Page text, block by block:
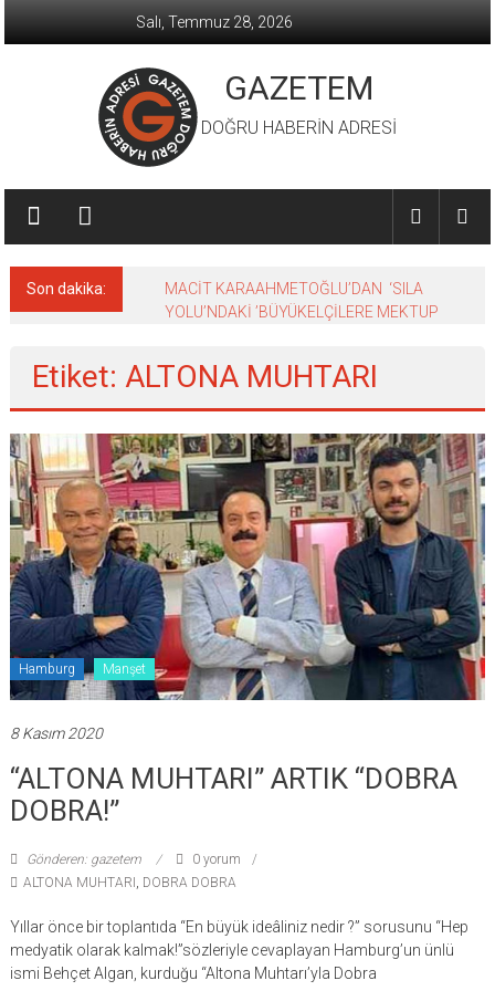
Salı, Temmuz 28, 2026
GAZETEM
DOĞRU HABERİN ADRESİ
Son dakika:
MACİT KARAAHMETOĞLU’DAN ‘SILA
YOLU’NDAKİ ’BÜYÜKELÇİLERE MEKTUP
Etiket: ALTONA MUHTARI
Hamburg Manşet
8 Kasım 2020
“ALTONA MUHTARI” ARTIK “DOBRA
DOBRA!”
Gönderen: gazetem
0 yorum
ALTONA MUHTARI , DOBRA DOBRA
Yıllar önce bir toplantıda “En büyük ideâliniz nedir ?” sorusunu “Hep
medyatik olarak kalmak!”sözleriyle cevaplayan Hamburg’un ünlü
ismi Behçet Algan, kurduğu “Altona Muhtarı’yla Dobra